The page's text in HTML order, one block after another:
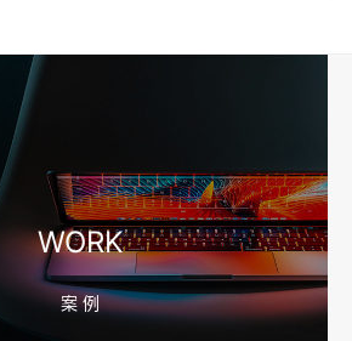
司推荐，移动端验收别放到最后
WORK
案 例